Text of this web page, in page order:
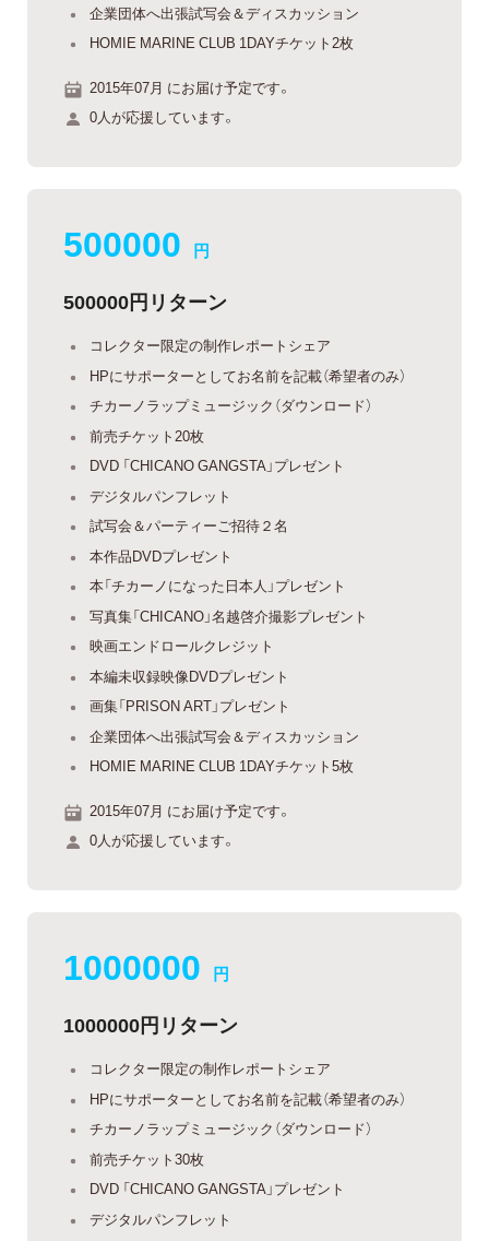
企業団体へ出張試写会＆ディスカッション
HOMIE MARINE CLUB 1DAYチケット2枚
2015年07月 にお届け予定です。
0人が応援しています。
500000 円
500000円リターン
コレクター限定の制作レポートシェア
HPにサポーターとしてお名前を記載（希望者のみ）
チカーノラップミュージック（ダウンロード）
前売チケット20枚
DVD 「CHICANO GANGSTA」プレゼント
デジタルパンフレット
試写会＆パーティーご招待２名
本作品DVDプレゼント
本「チカーノになった日本人」プレゼント
写真集「CHICANO」名越啓介撮影プレゼント
映画エンドロールクレジット
本編未収録映像DVDプレゼント
画集「PRISON ART」プレゼント
企業団体へ出張試写会＆ディスカッション
HOMIE MARINE CLUB 1DAYチケット5枚
2015年07月 にお届け予定です。
0人が応援しています。
1000000 円
1000000円リターン
コレクター限定の制作レポートシェア
HPにサポーターとしてお名前を記載（希望者のみ）
チカーノラップミュージック（ダウンロード）
前売チケット30枚
DVD 「CHICANO GANGSTA」プレゼント
デジタルパンフレット